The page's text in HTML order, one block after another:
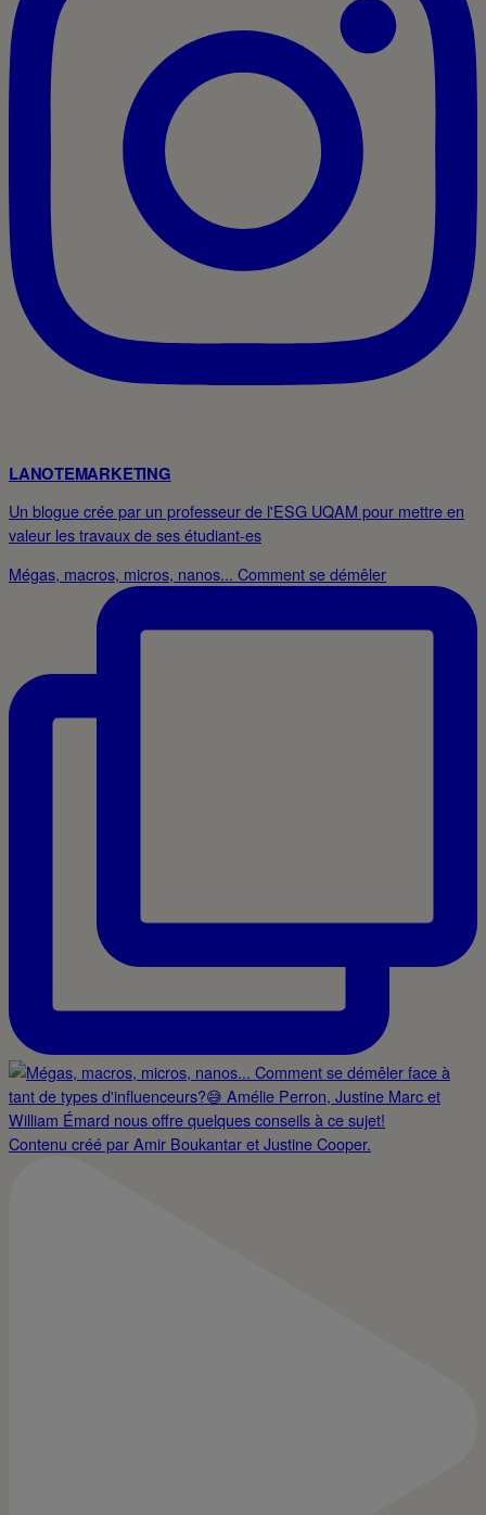
LANOTEMARKETING
Un blogue crée par un professeur de l'ESG UQAM pour mettre en
valeur les travaux de ses étudiant-es
Mégas, macros, micros, nanos... Comment se démêler
Contenu créé par Amir Boukantar et Justine Cooper.